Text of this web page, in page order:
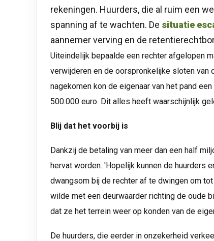
rekeningen. Huurders, die al ruim een
spanning af te wachten. De situatie
aannemer verving en de
Uiteindelijk bepaalde een rechter afgelopen
verwijderen en de oorspronkelijke sloten van
nagekomen kon de eigenaar van het pand
500.000 euro. Dit alles heeft waarschijnlijk
Blij dat het voorbij is
Dankzij de betaling van meer dan een half
hervat worden. 'Hopelijk kunnen de huurders
dwangsom bij de rechter af te dwingen om
wilde met een deurwaarder richting de oude
dat ze het terrein weer op konden van de
De huurders, die eerder in onzekerheid